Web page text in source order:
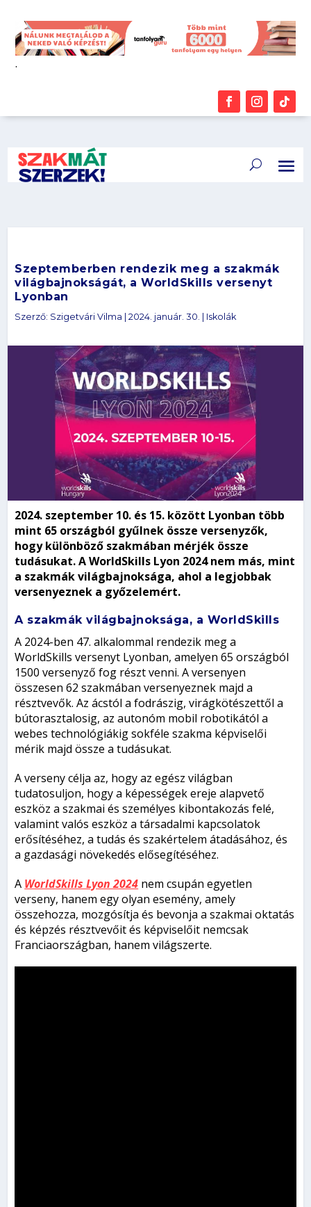
.
Szeptemberben rendezik meg a szakmák
világbajnokságát, a WorldSkills versenyt
Lyonban
Szerző: Szigetvári Vilma |2024. január. 30. Iskolák
2024. szeptember 10. és 15. között Lyonban több
mint 65 országból gyűlnek össze versenyzők,
hogy különböző szakmában mérjék össze
tudásukat. A WorldSkills Lyon 2024 nem más, mint
a szakmák világbajnoksága, ahol a legjobbak
versenyeznek a győzelemért.
A szakmák világbajnoksága, a WorldSkills
A 2024-ben 47. alkalommal rendezik meg a
WorldSkills versenyt Lyonban, amelyen 65 országból
1500 versenyző fog részt venni. A versenyen
összesen 62 szakmában versenyeznek majd a
résztvevők. Az ácstól a fodrászig, virágkötészettől a
bútorasztalosig, az autonóm mobil robotikától a
webes technológiákig sokféle szakma képviselői
mérik majd össze a tudásukat.
A verseny célja az, hogy az egész világban
tudatosuljon, hogy a képességek ereje alapvető
eszköz a szakmai és személyes kibontakozás felé,
valamint valós eszköz a társadalmi kapcsolatok
erősítéséhez, a tudás és szakértelem átadásához, és
a gazdasági növekedés elősegítéséhez.
A WorldSkills Lyon 2024 nem csupán egyetlen
verseny, hanem egy olyan esemény, amely
összehozza, mozgósítja és bevonja a szakmai oktatás
és képzés résztvevőit és képviselőit nemcsak
Franciaországban, hanem világszerte.